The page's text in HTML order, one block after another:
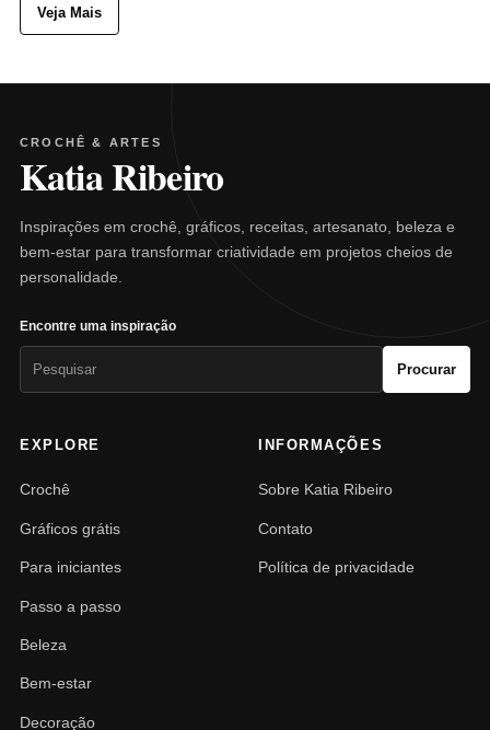
Veja Mais
CROCHÊ & ARTES
Katia Ribeiro
Inspirações em crochê, gráficos, receitas, artesanato, beleza e
bem-estar para transformar criatividade em projetos cheios de
personalidade.
Encontre uma inspiração
Procurar
EXPLORE
Crochê
Gráficos grátis
Para iniciantes
Passo a passo
Beleza
Bem-estar
Decoração
INFORMAÇÕES
Sobre Katia Ribeiro
Contato
Política de privacidade